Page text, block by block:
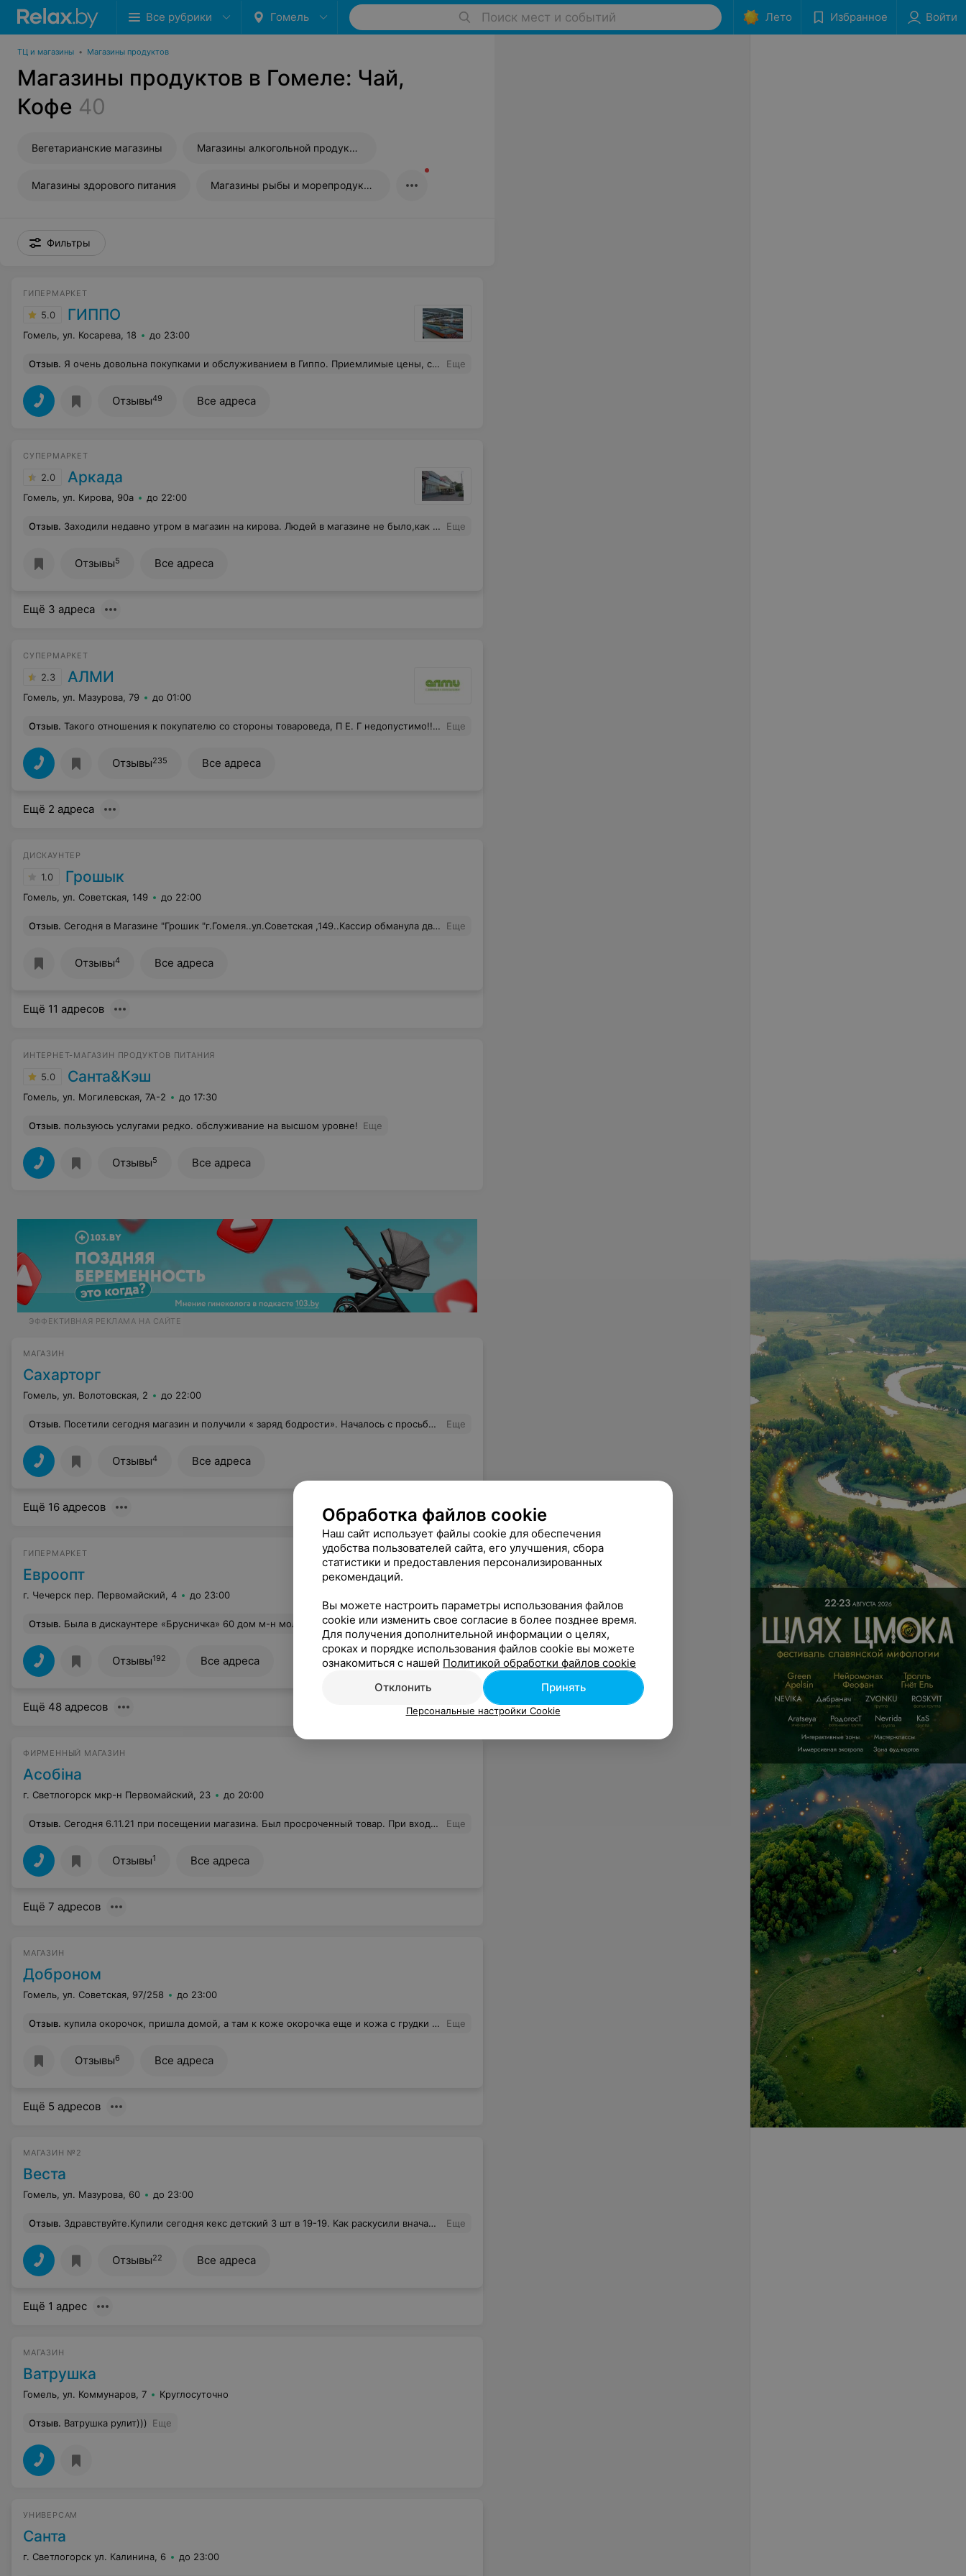
Все рубрики Гомель Поиск мест и событий Лето Избранное Войти
ТЦ и магазины • Магазины продуктов
Магазины продуктов в Гомеле: Чай,
Кофе 40
Вегетарианские магазины Магазины алкогольной продукции
Магазины здорового питания Магазины рыбы и морепродуктов
Фильтры
ГИПЕРМАРКЕТ
5.0 ГИППО
Гомель, ул. Косарева, 18 до 23:00
Отзыв. Я очень довольна покупками и обслуживанием в Гиппо. Приемлимые цены, свежие овощи и мясо. Много акционных товаров. Еще
Отзывы49 Все адреса
СУПЕРМАРКЕТ
2.0 Аркада
Гомель, ул. Кирова, 90а до 22:00
Отзыв. Заходили недавно утром в магазин на кирова. Людей в магазине не было,как в принципе и сотрудников. Хотели взять заливное или салат. К сожалению,ни того,ни другого на витринах не было,лежали не свежие на вид котлеты,драники и еще что-то из мясного.На кровяную колбасу вообще страшно было посмотреть.персонал ходил разговаривал по телефонам,никакого внимания на нас,никакого интереса к покупателям.раньше было намного лучше Еще
Отзывы5 Все адреса
Ещё 3 адреса
СУПЕРМАРКЕТ
2.3 АЛМИ
Гомель, ул. Мазурова, 79 до 01:00
Отзыв. Такого отношения к покупателю со стороны товароведа, П Е. Г недопустимо!!! Не понимаю, куда смотрит администратор? Задав вопрос о товаре, свежий и какая тут идёт фасовка, человек как стоял выкладывая товар, так и продолжала выкладывать товар! Несколько раз, переспросив, она просто ответила вон там весы и идите взвешивайте сами! Отправить покупателя за прилавок??? вела себя так, как будто я домой к ней пришла и прошу продать! Дальше появилась администратор! Рассказав о работе товароведа, просто посмотрела молча! Никто не извинился! Глядя на администратора, которая не может показать своим примером, как надо вести работу с покупателем, в принципе, так себя будут вести и подчинённые! ПЯ, представляю, если бы, пожилой человек подошёл, к таким вот...... Меняйте состав, адиминстрации! Ведь, это ваше лицо!!! Вежливость!!! Еще
Отзывы235 Все адреса
Ещё 2 адреса
ДИСКАУНТЕР
1.0 Грошык
Гомель, ул. Советская, 149 до 22:00
Отзыв. Сегодня в Магазине "Грошик "г.Гомеля..ул.Советская ,149..Кассир обманула два раза..Первый раз дала сдачу меньше чем положено, второй раз.. пробила два раза товар. Про сдачу я увидела на улице,то что на 10 рублей дали сдачу меньше..Потом увидела ,что пробит один и тот же товар два раза....Я понимаю ,что сегодня людей много,праздники..Но наглеть и обманывать людей не стоит.. Еще
Отзывы4 Все адреса
Ещё 11 адресов
ИНТЕРНЕТ-МАГАЗИН ПРОДУКТОВ ПИТАНИЯ
5.0 Санта&Кэш
Гомель, ул. Могилевская, 7А-2 до 17:30
Отзыв. пользуюсь услугами редко. обслуживание на высшом уровне! Еще
Отзывы5 Все адреса
ЭФФЕКТИВНАЯ РЕКЛАМА НА САЙТЕ
МАГАЗИН
Сахарторг
Гомель, ул. Волотовская, 2 до 22:00
Отзыв. Посетили сегодня магазин и получили « заряд бодрости». Началось с просьбы подсказать цену на сметану, которой не было ,получили ответ: Там смотрите ! Затем касса! Это цирк Уже оплатили товар , но не поленилась пошла в отдел. На мой вопрос продавцу : где вообще такая цена на «яйцо куриное» , ответ там . А там цены нет. А рядом молодая продавец , которая тоже пытается мне что схамить. Затем вышла Заведующая ( правда без книги жалоб) которую Я просила !! До каких пор Мы будем это терпеть !!! Почему такие продавцы работают и ещё чему то учат !!!! А чему она может научить ??? И это не первый раз !!! Просто накипело!!! Примите меры!!!!! Еще
Отзывы4 Все адреса
Ещё 16 адресов
ГИПЕРМАРКЕТ
Евроопт
г. Чечерск пер. Первомайский, 4 до 23:00
Отзыв. Была в дискаунтере «Брусничка» 60 дом м-н молодёжный в г. Светлогорске и стала свидетелем ужасного поведения руководства ( заведующая или директор) к своему сотруднику, она на весь дискаунтер кричала на своего сотрудника и не пристойно выражалась. Все покупатели стояли в шоке и я в том числе. Это не поведение руководителя. Еще
Отзывы192 Все адреса
Ещё 48 адресов
ФИРМЕННЫЙ МАГАЗИН
Асобiна
г. Светлогорск мкр-н Первомайский, 23 до 20:00
Отзыв. Сегодня 6.11.21 при посещении магазина. Был просроченный товар. При входе уже запах стоит. Еще год назад, был очень хорошим магазином. Но сейчас ужасно. Еще
Отзывы1 Все адреса
Ещё 7 адресов
МАГАЗИН
Доброном
Гомель, ул. Советская, 97/258 до 23:00
Отзыв. купила окорочок, пришла домой, а там к коже окорочка еще и кожа с грудки прилагалась. И не стыдно... продаете филе, а кожу от филе вместе с окорочками и бедрами... ? Еще
Отзывы6 Все адреса
Ещё 5 адресов
МАГАЗИН №2
Веста
Гомель, ул. Мазурова, 60 до 23:00
Отзыв. Здравствуйте.Купили сегодня кекс детский 3 шт в 19-19. Как раскусили вначале подумали орехи,но увы .В состав наверное входит творог или его туда намешали. Ужас кусочки не раскусывались ,просто как кусочки пластика.Продукцию кто-нибудь проверяет-выпечку.Стоило бы вернуться,но повезло . Холодно очень сегодня -санстанцию и защиту прав потребителя не минула эта напичканная начинка.В свое время хотелось выразить слова благодарности кассирам,товароведу. А вот сам магазин внутри серенький, уныленький,света мало , как то безжизненно.Товар есть и цены хорошие, овощи и фрукты подкачали -дорого и зачастую неважные мягко говоря.Когда хочешь спросить про товар нужно постараться. Сделали бы детский развлекательный центр ,где играли дети и родители могли провести время с друзьями и семьей. Площади пустуют,можно их занять полезным для всех. С право от входа детское кафе сладостей с выходом на улицу к столикам ,от проезжей части далеко у вас столько плюсов. Еще
Отзывы22 Все адреса
Ещё 1 адрес
МАГАЗИН
Ватрушка
Гомель, ул. Коммунаров, 7 Круглосуточно
Отзыв. Ватрушка рулит))) Еще
УНИВЕРСАМ
Санта
г. Светлогорск ул. Калинина, 6 до 23:00
Обработка файлов cookie
Наш сайт использует файлы cookie для обеспечения
удобства пользователей сайта, его улучшения, сбора
статистики и предоставления персонализированных
рекомендаций.
Вы можете настроить параметры использования файлов
cookie или изменить свое согласие в более позднее время.
Для получения дополнительной информации о целях,
сроках и порядке использования файлов cookie вы можете
ознакомиться с нашей Политикой обработки файлов cookie
Отклонить
Принять
Персональные настройки Cookie